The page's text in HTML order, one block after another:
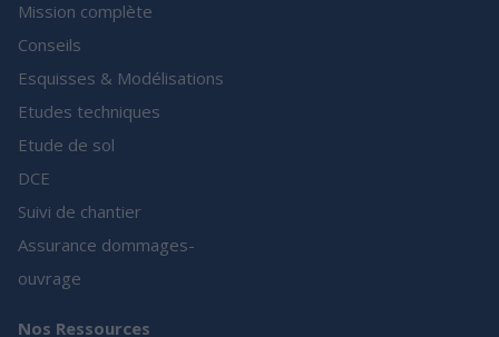
Mission complète
Conseils
Esquisses & Modélisations
Etudes techniques
Etude de sol
DCE
Suivi de chantier
Assurance dommages-
ouvrage
Nos Ressources